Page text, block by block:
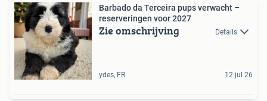
Barbado da Terceira pups verwacht –
reserveringen voor 2027
Zie omschrijving Details
ydes, FR 12 jul 26